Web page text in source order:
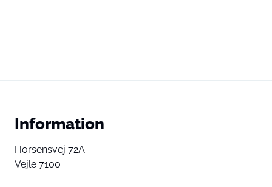
Information
Horsensvej 72A
Vejle 7100